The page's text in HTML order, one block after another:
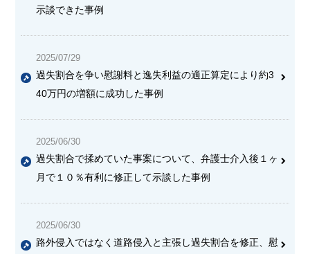
示談できた事例
2025/07/29
過失割合を争い慰謝料と逸失利益の適正算定により約3
40万円の増額に成功した事例
2025/06/30
過失割合で揉めていた事案について、弁護士介入後１ヶ
月で１０％有利に修正して示談した事例
2025/06/30
路外侵入ではなく道路侵入と主張し過失割合を修正、慰